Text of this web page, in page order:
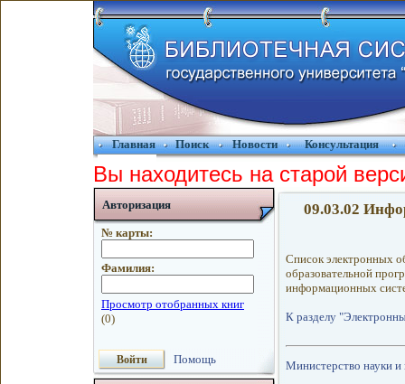
Главная Поиск Новости Консультация
Вы находитесь на старой
Авторизация
№ карты:
Фамилия:
Помощь
09.03.02
Список электронных
образовательной
информационных
К разделу
Министерство науки